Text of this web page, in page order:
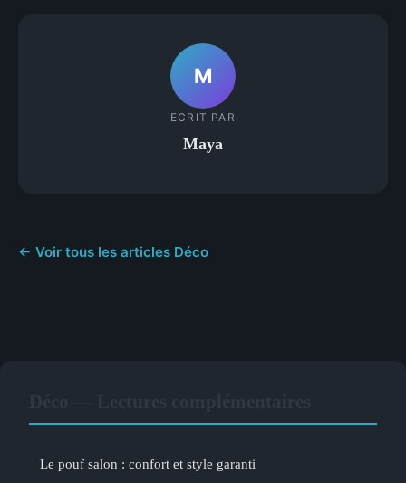
M
ECRIT PAR
Maya
← Voir tous les articles Déco
Le pouf salon : confort et style garanti